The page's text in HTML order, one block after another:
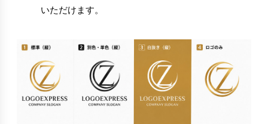
いただけます。